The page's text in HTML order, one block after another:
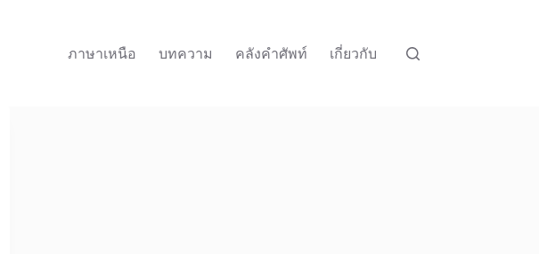
ภาษาเหนือ
บทความ คลังคำศัพท์ เกี่ยวกับ